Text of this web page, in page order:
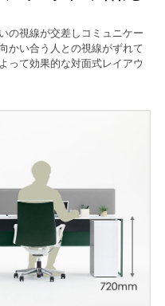
の視線が交差しコミュニケー
かい合う人との視線がずれて
って効果的な対面式レイアウ